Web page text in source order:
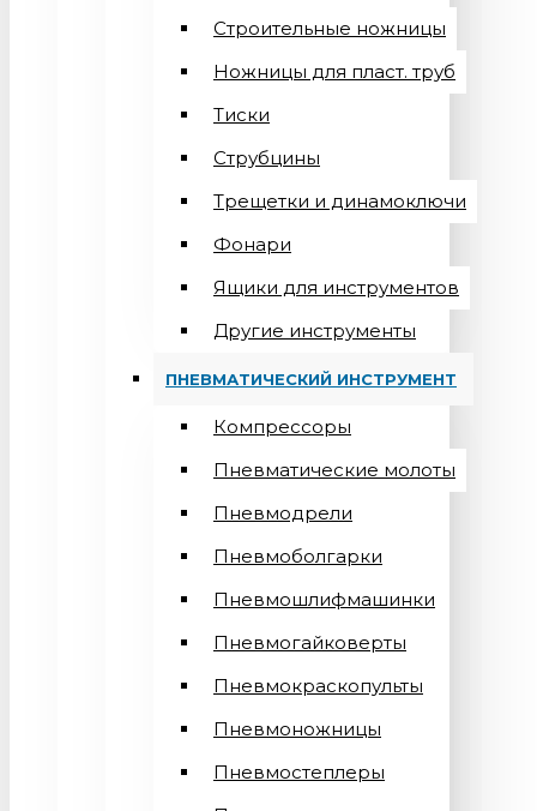
Строительные ножницы
Ножницы для пласт. труб
Тиски
Струбцины
Трещетки и динамоключи
Фонари
Ящики для инструментов
Другие инструменты
ПНЕВМАТИЧЕСКИЙ ИНСТРУМЕНТ
Компрессоры
Пневматические молоты
Пневмодрели
Пневмоболгарки
Пневмошлифмашинки
Пневмогайковерты
Пневмокраскопульты
Пневмоножницы
Пневмостеплеры